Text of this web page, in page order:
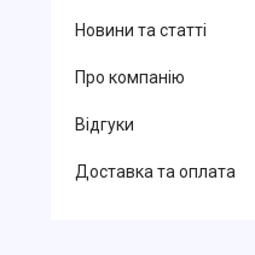
Новини та статті
Про компанію
Відгуки
Доставка та оплата